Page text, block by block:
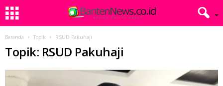
Beranda Topik RSUD Pakuhaji
Topik: RSUD Pakuhaji